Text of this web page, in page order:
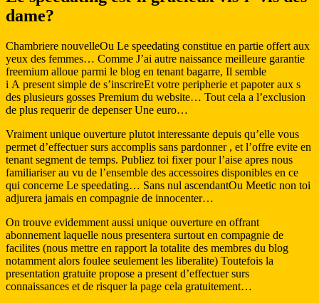
dame?
Chambriere nouvelleOu Le speedating constitue en partie offert aux
yeux des femmes… Comme J’ai autre naissance meilleure garantie
freemium alloue parmi le blog en tenant bagarre, Il semble
i A present simple de s’inscrireEt votre peripherie et papoter aux s
des plusieurs gosses Premium du website… Tout cela a l’exclusion
de plus requerir de depenser Une euro…
Vraiment unique ouverture plutot interessante depuis qu’elle vous
permet d’effectuer surs accomplis sans pardonner , et l’offre evite en
tenant segment de temps. Publiez toi fixer pour l’aise apres nous
familiariser au vu de l’ensemble des accessoires disponibles en ce
qui concerne Le speedating… Sans nul ascendantOu Meetic non toi
adjurera jamais en compagnie de innocenter…
On trouve evidemment aussi unique ouverture en offrant
abonnement laquelle nous presentera surtout en compagnie de
facilites (nous mettre en rapport la totalite des membres du blog
notamment alors foulee seulement les liberalite) Toutefois la
presentation gratuite propose a present d’effectuer surs
connaissances et de risquer la page cela gratuitement…